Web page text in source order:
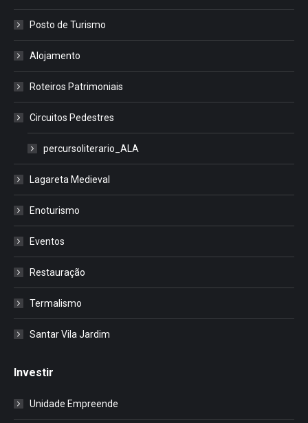
Posto de Turismo
Alojamento
Roteiros Patrimoniais
Circuitos Pedestres
percursoliterario_ALA
Lagareta Medieval
Enoturismo
Eventos
Restauração
Termalismo
Santar Vila Jardim
Investir
Unidade Empreende